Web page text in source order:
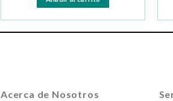
Acerca de Nosotros